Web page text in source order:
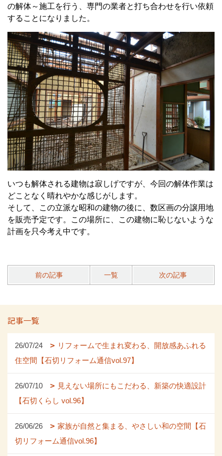
の解体～施工を行う、専門の業者と打ち合わせを行い依頼
することになりました。
いつも解体される建物は寂しげですが、今回の解体作業は
どことなく晴れやかな感じがします。
そして、この立派な昭和の建物の後に、数区画の分譲用地
を販売予定です。この場所に、この建物に恥じないような
計画を只今考え中です。
前の記事 一覧 次の記事
記事一覧
26/07/24
リフォームで生まれ変わる、開放感あふれる
住空間【石切リフォーム通信vol.97】
26/07/10
見えない場所にもこだわる、新築の快適設計
【石切くらし vol.96】
26/06/26
家族が自然と集まる、やさしい和の空間【石
切リフォーム通信vol.96】